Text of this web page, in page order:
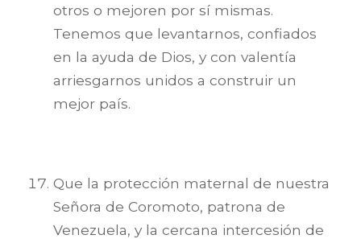
otros o mejoren por sí mismas.
Tenemos que levantarnos, confiados
en la ayuda de Dios, y con valentía
arriesgarnos unidos a construir un
mejor país.
Que la protección maternal de nuestra
Señora de Coromoto, patrona de
Venezuela, y la cercana intercesión de